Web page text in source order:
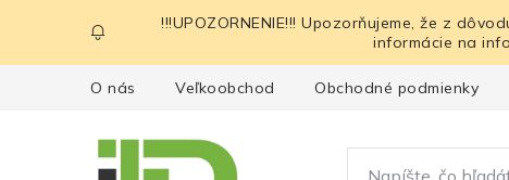
obsah
!!!UPOZORNENIE!!! Upozorňujeme, že z
informácie na
O nás Veľkoobchod Obchodné podmienky